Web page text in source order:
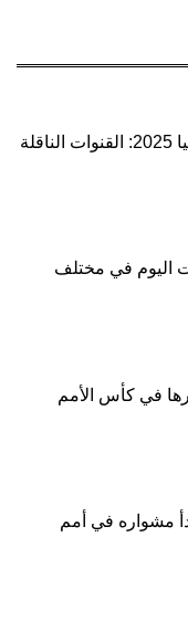
كأس أمم أفريقيا 2025: القنوات الناقلة
اليوم في مختلف
في كأس الأمم
مشواره في أمم